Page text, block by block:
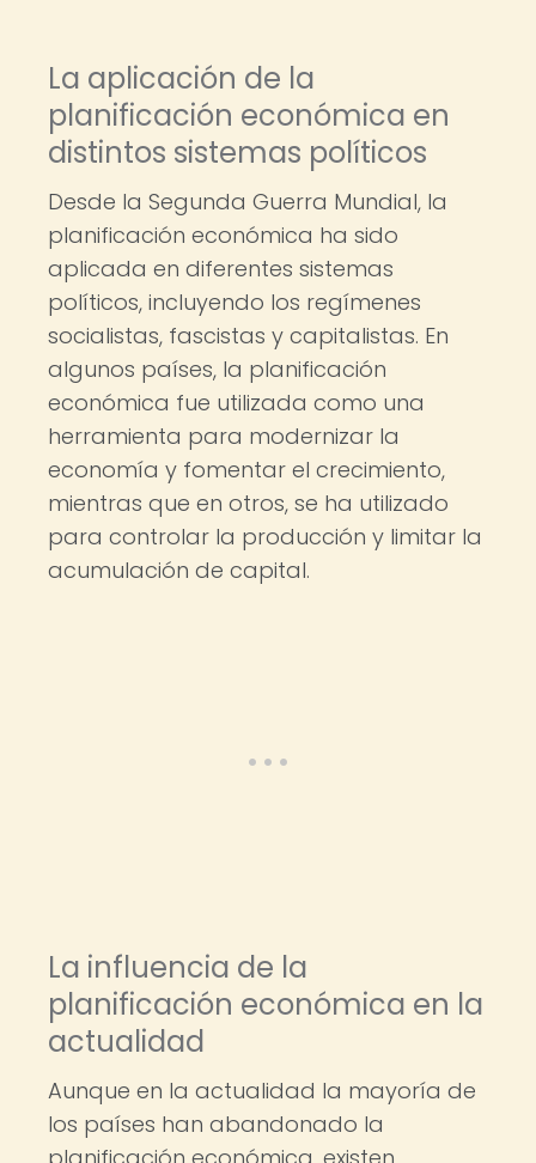
La aplicación de la
planificación económica en
distintos sistemas políticos
Desde la Segunda Guerra Mundial, la
planificación económica ha sido
aplicada en diferentes sistemas
políticos, incluyendo los regímenes
socialistas, fascistas y capitalistas. En
algunos países, la planificación
económica fue utilizada como una
herramienta para modernizar la
economía y fomentar el crecimiento,
mientras que en otros, se ha utilizado
para controlar la producción y limitar la
acumulación de capital.
La influencia de la
planificación económica en la
actualidad
Aunque en la actualidad la mayoría de
los países han abandonado la